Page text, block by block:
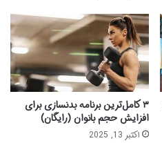
۳ کامل‌ترین برنامه بدنسازی برای
افزایش حجم بانوان (رایگان)
اکتبر 13, 2025